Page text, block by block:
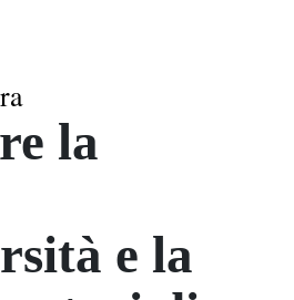
la
e la